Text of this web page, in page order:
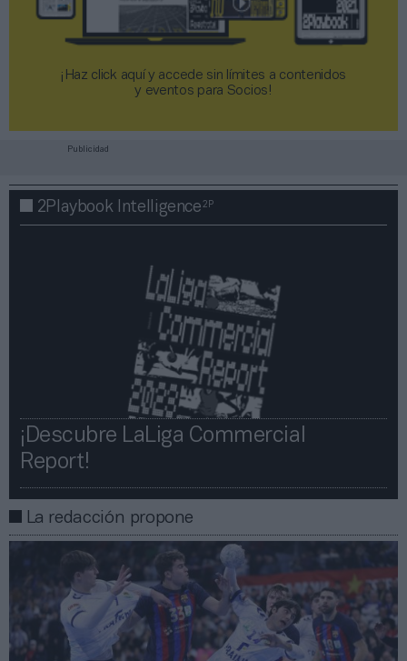
¡Haz click aquí y accede sin límites a contenidos
y eventos para Socios!​​​​​​​
Publicidad
2Playbook Intelligence2P
¡Descubre LaLiga Commercial
Report!​​
La redacción propone